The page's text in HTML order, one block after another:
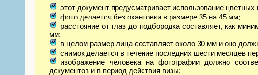
этот документ предусматривает использование
фото делается без окантовки в размере 35 на 45 мм;
расстояние от глаз до подбородка составляет, как
мм;
в целом размер лица составляет около 30 мм и оно
снимок делается в течение последних шести месяцев
изображение человека на фотографии должно
документов и в период действия визы;